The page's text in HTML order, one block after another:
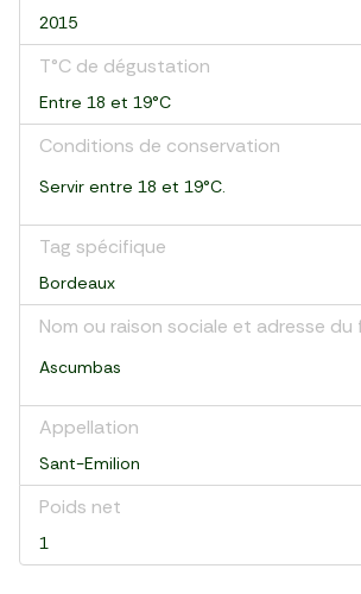
2015
T°C de dégustation
Entre 18 et 19°C
Conditions de conservation
Servir entre 18 et 19°C.
Tag spécifique
Bordeaux
Nom ou raison sociale et adresse
Ascumbas
Appellation
Sant-Emilion
Poids net
1